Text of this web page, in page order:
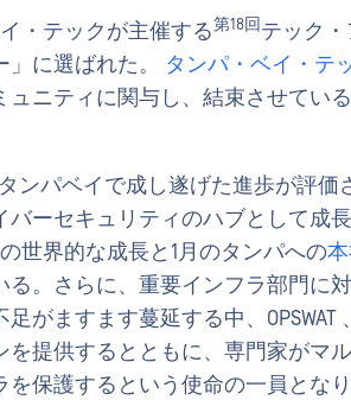
イ・テックが主催する第18回テック
に選ばれた。 タンパ・ベイ・テ
ュニティに関与し、結束させてい
タンパベイで成し遂げた進歩が評
バーセキュリティのハブとして成
の世界的な成長と1月のタンパへの
る。さらに、重要インフラ部門に
がますます蔓延する中、
を提供するとともに、専門家がマ
を保護するという使命の一員とな